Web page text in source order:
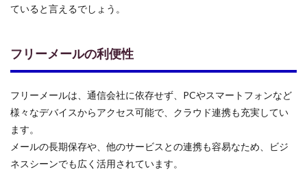
ていると言えるでしょう。
フリーメールの利便性
フリーメールは、通信会社に依存せず、PCやスマートフォンなど
様々なデバイスからアクセス可能で、クラウド連携も充実してい
ます。
メールの長期保存や、他のサービスとの連携も容易なため、ビジ
ネスシーンでも広く活用されています。